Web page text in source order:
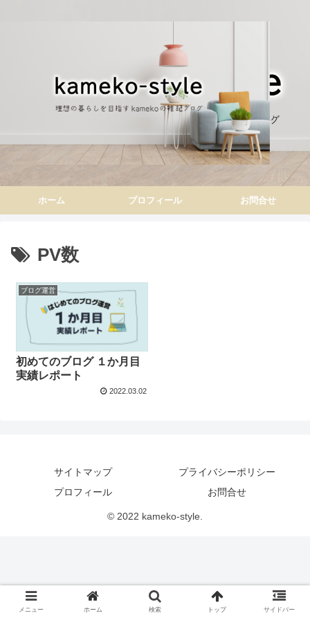
ホーム プロフィール お問合せ
PV数
ブログ運営
初めてのブログ １か月目
実績レポート
2022.03.02
サイトマップ
プライバシーポリシー
プロフィール
お問合せ
© 2022 kameko-style.
メニュー ホーム 検索 トップ サイドバー